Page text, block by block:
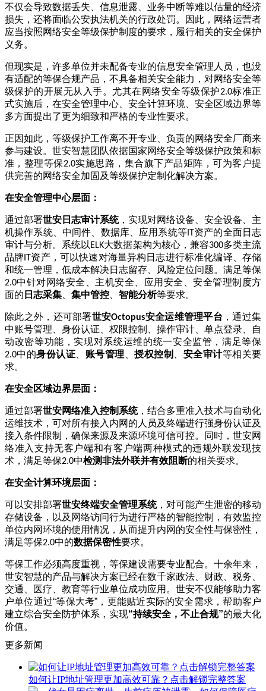
不仅会导致数据丢失、信息泄露、业务中断等难以估量的经济
损失，还将面临公安执法机关的行政处罚。因此，网络运营者
应当按照网络安全等级保护制度的要求，履行相关的安全保护
义务。
但现实是，许多单位并未配备专业的信息安全管理人员，也没
有适配的等保合规产品，不具备相关安全能力，对网络安全等
级保护的开展无从入手。尤其在网络安全等级保护2.0标准正
式实施后，在安全管理中心、安全计算环境、安全区域边界等
多方面提出了更为细致和严格的专业性要求。
正因如此，等级保护工作离不开专业、负责的网络安全厂商来
参与建设。世安智慧团队依据国家网络安全等级保护政策和标
准，整理等保2.0实施思路，集合旗下产品矩阵，可为客户提
供完善的网络安全加固及等级保护定制化解决方案。
在安全管理中心层面：
通过部署世安日志审计系统，实现对网络设备、安全设备、主
机操作系统、中间件、数据库、应用系统等IT资产的全面日志
审计与分析。系统以 ELK大数据架构为核心，兼容300多类主流
品牌 IT资产，可以快速对海量异构日志进行标准化编译、存储
和统一管理，低成本解决日志留存、风险定位问题。满足等保
2.0中针对网络安全、主机安全、应用安全、安全管理制度方
面的 日志采集 集中管控 智能分析等要求。
除此之外，还可部署世安Octopus安全运维管理平台 ，通过集
中账号管理、身份认证、权限控制、操作审计、单点登录、自
动改密等功能，实现对系统运维的统一安全监管，满足等保
2.0中的身份认证 账号管理 、授权控制 安全审计等相关要
求。
在安全区域边界层面：
通过部署世安网络准入控制系统，结合多重准入技术与自动化
运维技术，可对所有接入内网的人员及终端进行强身份认证及
接入条件限制，确保来源及来源环境可信可控。同时，世安网
络准入支持无客户端和有客户端两种模式的违规外联发现技
术，满足等保2.0中检测非法外联并有效阻断的相关要求。
在安全计算环境层面：
可以安排部署世安终端安全管理系统，对可能产生泄密的移动
存储设备，以及网络访问行为进行严格的智能控制，有效监控
单位内网环境的使用情况，从而提升内网的安全性与保密性，
满足等保2.0中的数据保密性要求。
等保工作必须高度重视，等保建设需要专业配合。十余年来，
世安智慧的产品与解决方案已经在数千家政法、财政、税务、
交通、医疗、教育等行业单位成功应用。世安不仅能够助力客
户单位通过“等保大考”，更能贴近实际的安全需求，帮助客户
建立综合安全防护体系，实现“持续安全，不止合规”的最大化
价值。
更多新闻
如何让IP地址管理更加高效可靠？点击解锁完整答案